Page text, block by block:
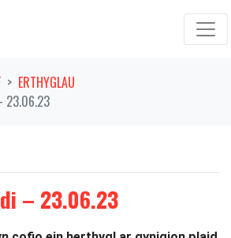
ERTHYGLAU
23.06.23
– 23.06.23